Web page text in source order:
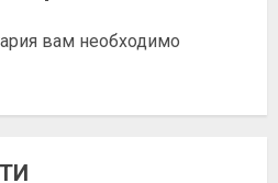
вам необходимо